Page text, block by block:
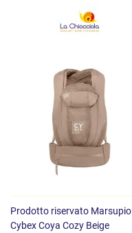
Prodotto riservato Marsupio
Cybex Coya Cozy Beige